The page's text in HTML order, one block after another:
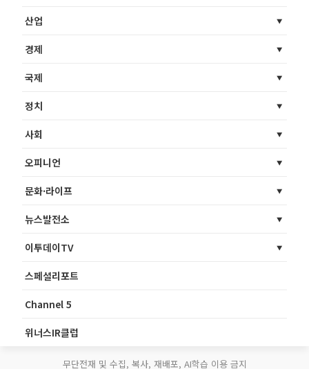
산업
경제
국제
정치
사회
오피니언
문화·라이프
뉴스발전소
이투데이TV
스페셜리포트
Channel 5
위너스IR클럽
무단전재 및 수집, 복사, 재배포, AI학습 이용 금지